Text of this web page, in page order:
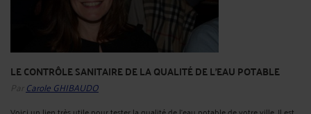
LE CONTRÔLE SANITAIRE DE LA QUALITÉ DE L'EAU POTABLE
Par Carole GHIBAUDO